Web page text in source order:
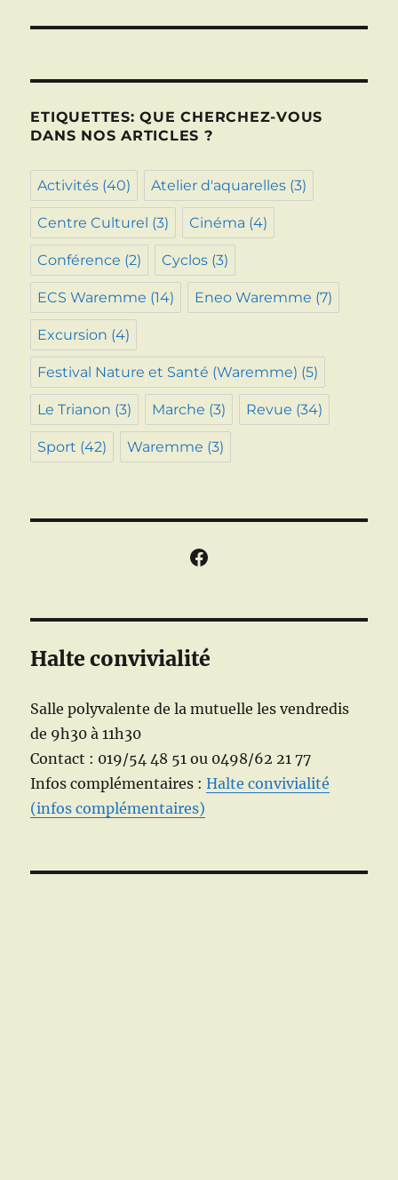
ETIQUETTES: QUE CHERCHEZ-VOUS
DANS NOS ARTICLES ?
Activités (40) Atelier d'aquarelles (3)
Centre Culturel (3) Cinéma (4)
Conférence (2) Cyclos (3)
ECS Waremme (14) Eneo Waremme (7)
Excursion (4)
Festival Nature et Santé (Waremme) (5)
Le Trianon (3) Marche (3) Revue (34)
Sport (42) Waremme (3)
Facebook
Halte convivialité
Salle polyvalente de la mutuelle les vendredis
de 9h30 à 11h30
Contact : 019/54 48 51 ou 0498/62 21 77
Infos complémentaires :Halte convivialité
(infos complémentaires)